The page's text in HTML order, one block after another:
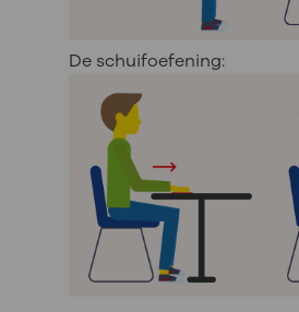
De schuifoefening: